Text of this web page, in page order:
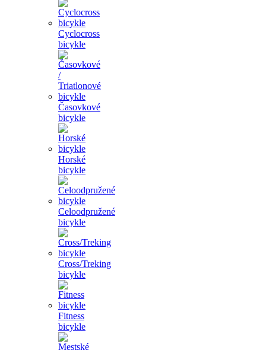
Cyclocross
bicykle
Časovkové
bicykle
Horské
bicykle
Celoodpružené
bicykle
Cross/Treking
bicykle
Fitness
bicykle